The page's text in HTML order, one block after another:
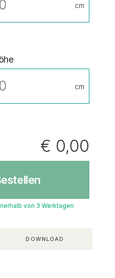
cm
cm
€ 0,00
von 3 Werktagen
DOWNLOAD